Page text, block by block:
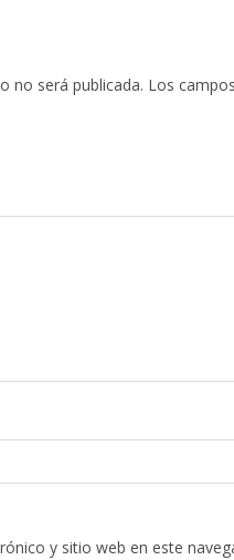
no será publicada. Los
y sitio web en este